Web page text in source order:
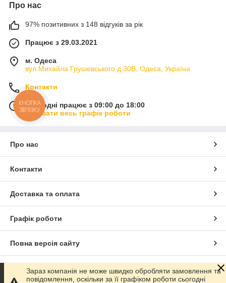
Про нас
97% позитивних з 148 відгуків за рік
Працює з 29.03.2021
м. Одеса
вул.Михайла Грушевського д.30В, Одеса, Україна
Контакти
Сьогодні працює з 09:00 до 18:00
Показати весь графік роботи
Про нас
Контакти
Доставка та оплата
Графік роботи
Повна версія сайту
Сайт створено на маркетплейсі Prom.ua
Зараз компанія не може швидко обробляти замовлення та
повідомлення, оскільки за її графіком роботи сьогодні
КНОПКА
ЗВ'ЯЗКУ